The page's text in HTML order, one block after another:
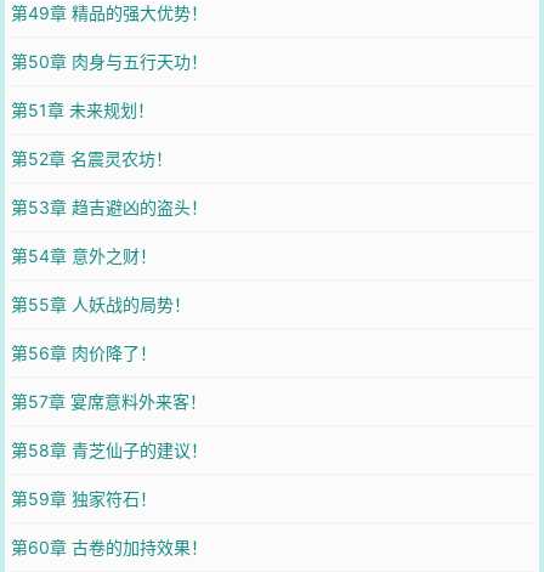
第49章 精品的强大优势！
第50章 肉身与五行天功！
第51章 未来规划！
第52章 名震灵农坊！
第53章 趋吉避凶的盗头！
第54章 意外之财！
第55章 人妖战的局势！
第56章 肉价降了！
第57章 宴席意料外来客！
第58章 青芝仙子的建议！
第59章 独家符石！
第60章 古卷的加持效果！